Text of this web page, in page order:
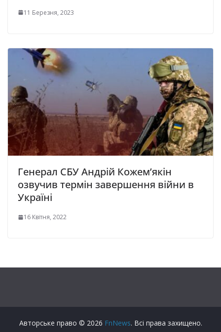
11 Березня, 2023
Генерал СБУ Андрій Кожем’якін
озвучив термін завершення війни в
Україні
16 Квітня, 2022
Авторське право © 2026 FnNews. Всі права захищено.